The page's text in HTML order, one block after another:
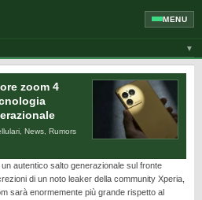
MENU
▼
zoom 4
News Rumors
autentico salto generazionale sul fronte
di un noto leaker della community Xperia,
sarà enormemente più grande rispetto al